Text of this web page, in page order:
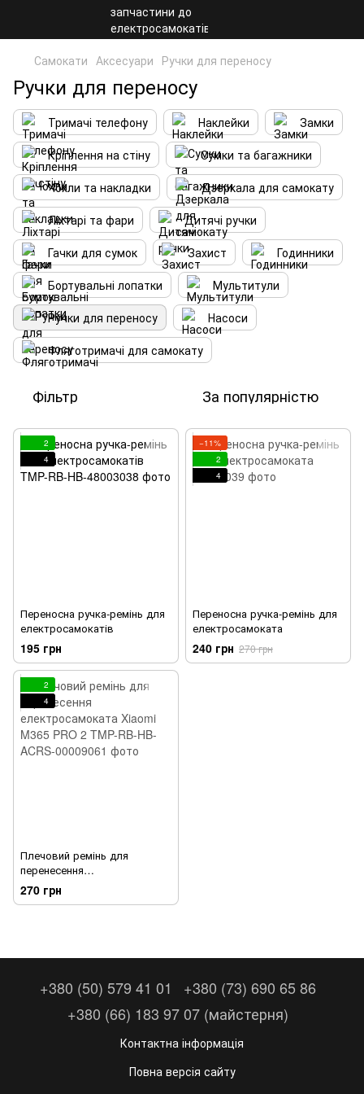
Самокати Аксесуари Ручки для переносу
Ручки для переносу
Тримачі телефону Наклейки
Замки
Кріплення на стіну
Сумки та багажники
Чохли та накладки
Дзеркала для самокату
Ліхтарі та фари
Дитячі ручки
Гачки для сумок
Захист
Годинники
Бортувальні лопатки
Мультитули
Ручки для переносу
Насоси
Фляготримачі для самокату
Фільтр За популярністю
2
4
Переносна ручка-ремінь для
електросамокатів
195 грн
−11%
2
4
Переносна ручка-ремінь для
електросамоката
240 грн 270 грн
2
4
Плечовий ремінь для
перенесення
електросамоката Xiaomi
M365 PRO 2
270 грн
+380 (50) 579 41 01
+380 (73) 690 65 86
+380 (66) 183 97 07 (майстерня)
Контактна інформація
Повна версія сайту